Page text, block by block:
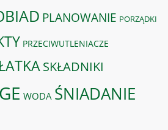
PLANOWANIE PORZĄDKI
PRZECIWUTLENIACZE
SKŁADNIKI
WODA ŚNIADANIE